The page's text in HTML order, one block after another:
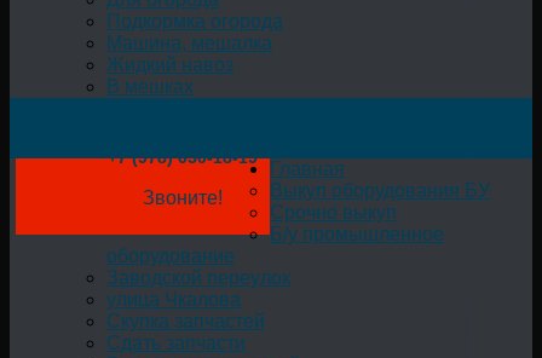
Подкормка огорода
Машина, мешалка
Жидкий навоз
В мешках
+7 (978) 050-18-19
Звоните!
Главная
Выкуп оборудования БУ
Срочно выкуп
Б/у промышленное
оборудование
Заводской переулок
улица Чкалова
Скупка запчастей
Сдать запчасти